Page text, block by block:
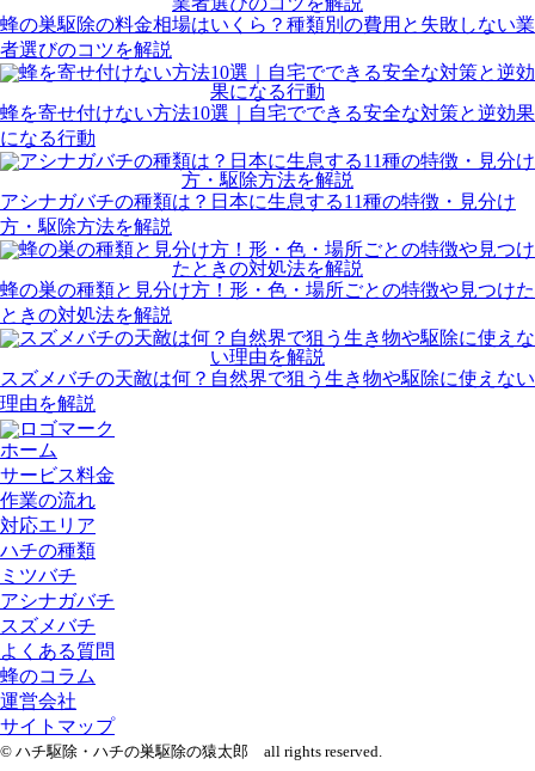
蜂の巣駆除の料金相場はいくら？種類別の費用と失敗しない業
者選びのコツを解説
蜂を寄せ付けない方法10選｜自宅でできる安全な対策と逆効果
になる行動
アシナガバチの種類は？日本に生息する11種の特徴・見分け
方・駆除方法を解説
蜂の巣の種類と見分け方！形・色・場所ごとの特徴や見つけた
ときの対処法を解説
スズメバチの天敵は何？自然界で狙う生き物や駆除に使えない
理由を解説
ホーム
サービス料金
作業の流れ
対応エリア
ハチの種類
ミツバチ
アシナガバチ
スズメバチ
よくある質問
蜂のコラム
運営会社
サイトマップ
© ハチ駆除・ハチの巣駆除の猿太郎 all rights reserved.